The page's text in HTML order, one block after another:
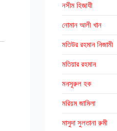
নসীম হিজাযী
নোমান আলী খান
মতিউর রহমান নিজামী
মতিয়ার রহমান
মনসূরুল হক
মরিয়ম জামিলা
মাসুদা সুলতানা রুমী